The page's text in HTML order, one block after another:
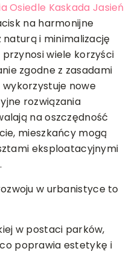
Osiedle Kaskada Jasień
na harmonijne
naturą i minimalizację
wiele korzyści
zgodne z zasadami
nowe
rozwiązania
na oszczędność
mieszkańcy mogą
eksploatacyjnymi
w urbanistyce to
w postaci parków,
poprawia estetykę i